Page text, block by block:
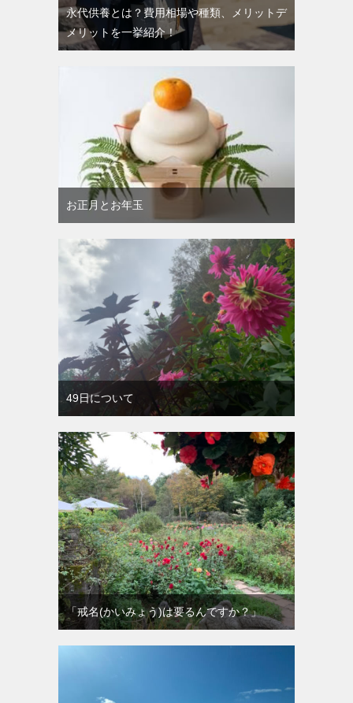
永代供養とは？費用相場や種類、メリットデ
メリットを一挙紹介！
お正月とお年玉
49日について
「戒名(かいみょう)は要るんですか？」